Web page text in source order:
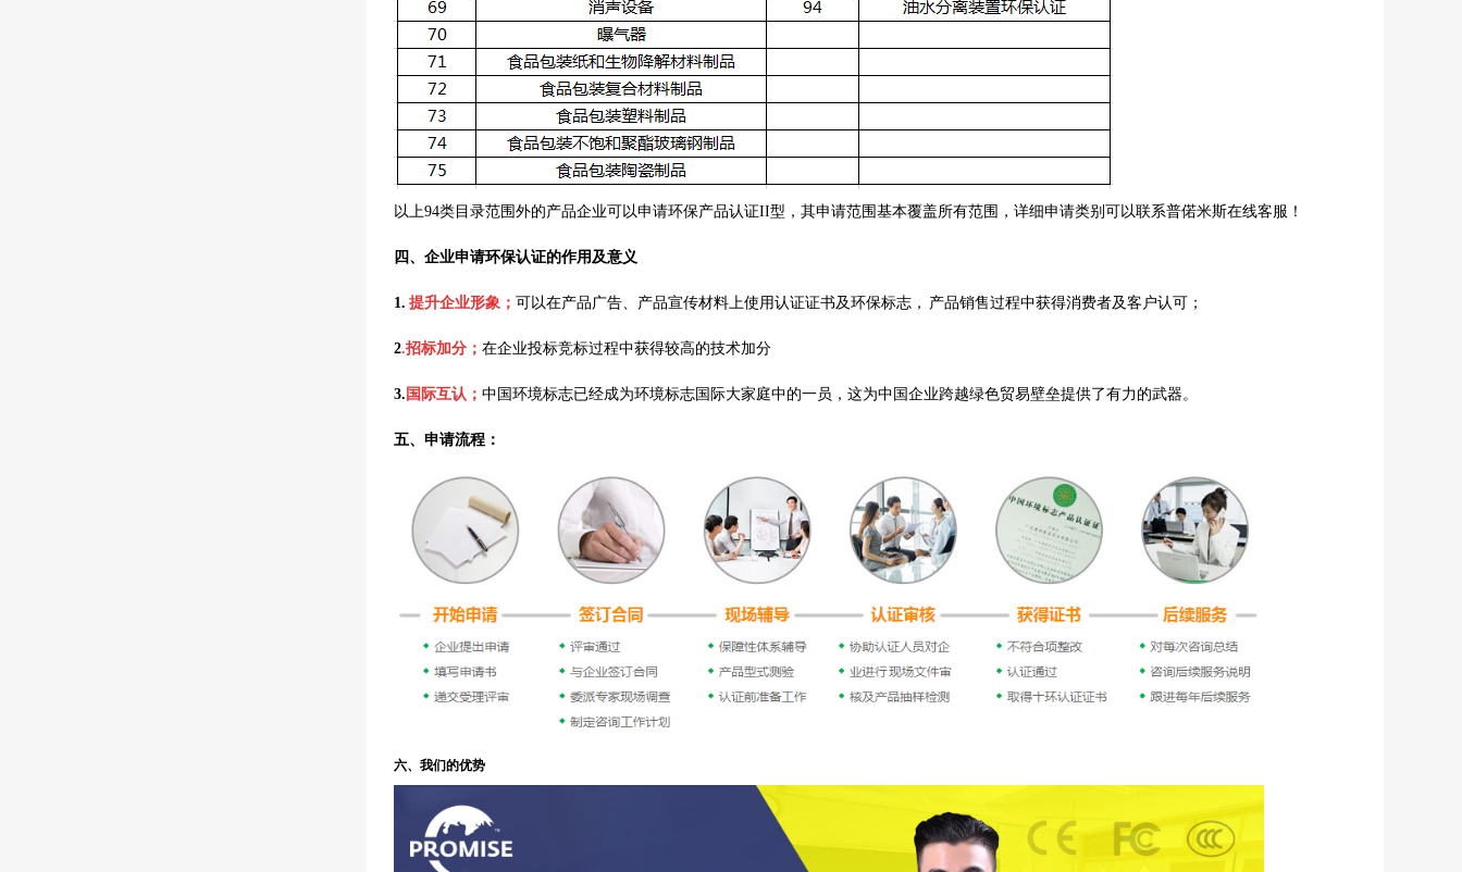
以上94类目录范围外的产品企业可以申请环保产品认证II型，其申请范围基本覆盖所有范围，详细申请类别可以联系普偌米斯在线客服！
四、企业申请环保认证的作用及意义
1. 提升企业形象； 可以在产品广告、产品宣传材料上使用认证证书及环保标志， 产品销售过程中获得消费者及客户认可；
2.招标加分； 在企业投标竞标过程中获得较高的技术加分
3. 国际互认； 中国环境标志已经成为环境标志国际大家庭中的一员，这为中国企业跨越绿色贸易壁垒提供了有力的武器。
五、申请流程：
六、我们的优势